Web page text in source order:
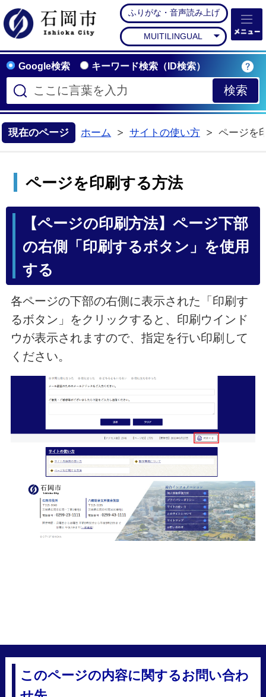
石岡市公式ホームペー
ふりがな・音声読み上げ
MUITILINGUAL
Google検索 キーワード検索（ID検索）
現在のページ ホーム サイトの使い方 ページを
ページを印刷する方法
【ページの印刷方法】ページ下部
の右側「印刷するボタン」を使用
する
各ページの下部の右側に表示された「印刷す
るボタン」をクリックすると、印刷ウインド
ウが表示されますので、指定を行い印刷して
ください。
このページの内容に関するお問い合わ